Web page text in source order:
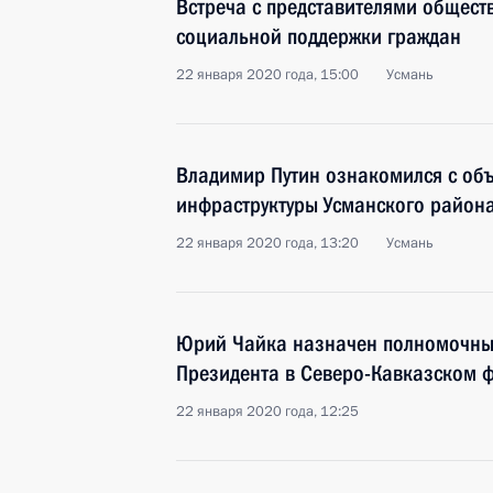
Встреча с представителями
социальной поддержки граждан
22 января 2020 года, 15:00 Усмань
Владимир Путин ознакомился с
инфраструктуры Усманского
22 января 2020 года, 13:20 Усмань
Юрий Чайка назначен
Президента в Северо-Кавказском
22 января 2020 года, 12:25